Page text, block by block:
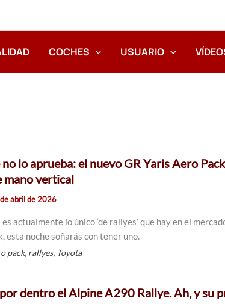
COCHES USUARIO
lo aprueba: el nuevo GR Yaris Aero
mano vertical
abril de 2026
actualmente lo único ‘de rallyes’ que hay en el
esta noche soñarás con tener uno.
pack, rallyes, Toyota
dentro el Alpine A290 Rallye. Ah, y su